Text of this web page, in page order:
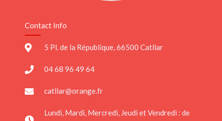
Contact Info
5 Pl. de la République, 66500 Catllar
04 68 96 49 64
catllar@orange.fr
Lundi, Mardi, Mercredi, Jeudi et Vendredi : de